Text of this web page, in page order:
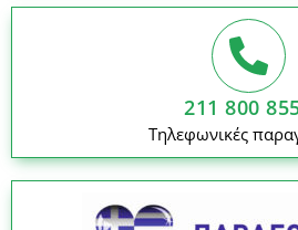
211 800
Τηλεφωνικές